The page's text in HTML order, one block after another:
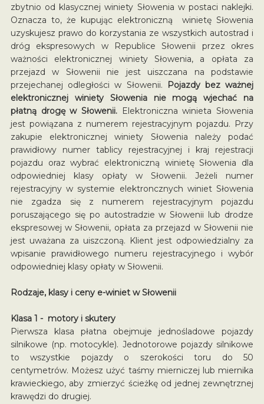
zbytnio od klasycznej winiety Słowenia w postaci naklejki.
Oznacza to, że kupując elektroniczną winietę Słowenia
uzyskujesz prawo do korzystania ze wszystkich autostrad i
dróg ekspresowych w Republice Słowenii przez okres
ważności elektronicznej winiety Słowenia, a opłata za
przejazd w Słowenii nie jest uiszczana na podstawie
przejechanej odległości w Słowenii.
Pojazdy bez ważnej
elektronicznej winiety Słowenia nie mogą wjechać na
płatną drogę w Słowenii. Elektroniczna winieta Słowenia
jest powiązana z numerem rejestracyjnym pojazdu. Przy
zakupie elektronicznej winiety Słowenia należy podać
prawidłowy numer tablicy rejestracyjnej i kraj rejestracji
pojazdu oraz wybrać elektroniczną winietę Słowenia dla
odpowiedniej klasy opłaty w Słowenii. Jeżeli numer
rejestracyjny w systemie elektroncznych winiet Słowenia
nie zgadza się z numerem rejestracyjnym pojazdu
poruszającego się po autostradzie w Słowenii lub drodze
ekspresowej w Słowenii, opłata za przejazd w Słowenii nie
jest uważana za uiszczoną. Klient jest odpowiedzialny za
wpisanie prawidłowego numeru rejestracyjnego i wybór
odpowiedniej klasy opłaty w Słowenii.
Rodzaje, klasy i ceny e-winiet w Słowenii
Klasa 1 - motory i skutery
Pierwsza klasa płatna obejmuje jednośladowe pojazdy
silnikowe (np. motocykle). Jednotorowe pojazdy silnikowe
to wszystkie pojazdy o szerokości toru do 50
centymetrów. Możesz użyć taśmy mierniczej lub miernika
krawieckiego, aby zmierzyć ścieżkę od jednej zewnętrznej
krawędzi do drugiej.